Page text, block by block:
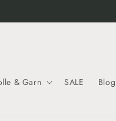
& Garn SALE Blog